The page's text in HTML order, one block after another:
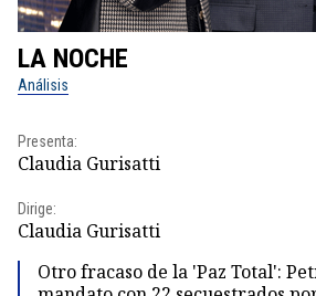
LA NOCHE
Análisis
Presenta:
Claudia Gurisatti
Dirige:
Claudia Gurisatti
Otro fracaso de la 'Paz Total':